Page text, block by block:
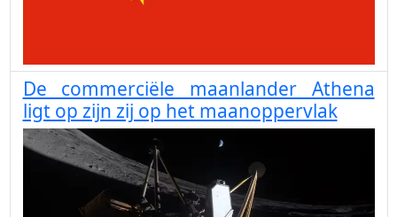
De commerciële maanlander Athena
ligt op zijn zij op het maanoppervlak